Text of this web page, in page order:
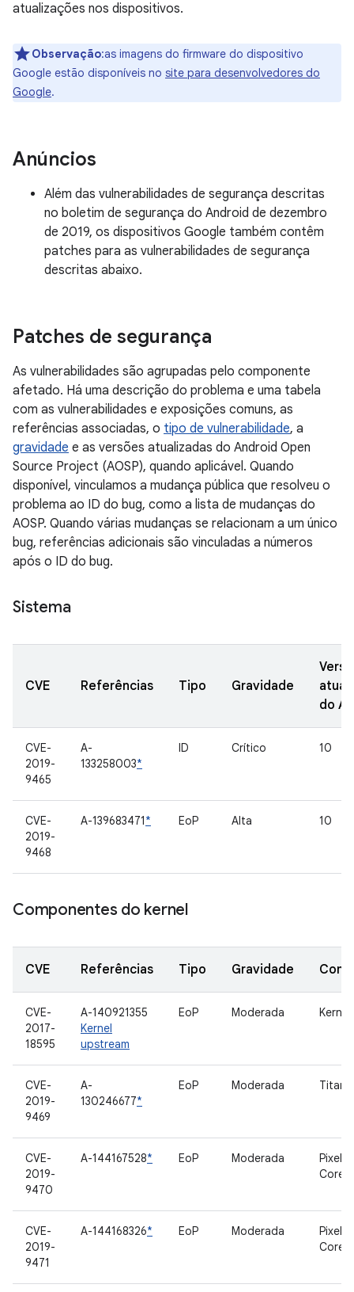
atualizações nos dispositivos.
Observação:as imagens do firmware do dispositivo
Google estão disponíveis no site para desenvolvedores do
Google.
Anúncios
Além das vulnerabilidades de segurança descritas
no boletim de segurança do Android de dezembro
de 2019, os dispositivos Google também contêm
patches para as vulnerabilidades de segurança
descritas abaixo.
Patches de segurança
As vulnerabilidades são agrupadas pelo componente
afetado. Há uma descrição do problema e uma tabela
com as vulnerabilidades e exposições comuns, as
referências associadas, o tipo de vulnerabilidade, a
gravidade e as versões atualizadas do Android Open
Source Project (AOSP), quando aplicável. Quando
disponível, vinculamos a mudança pública que resolveu o
problema ao ID do bug, como a lista de mudanças do
AOSP. Quando várias mudanças se relacionam a um único
bug, referências adicionais são vinculadas a números
após o ID do bug.
Sistema
CVE Referências Tipo Gravidade
do
CVE-
2019-
9465
A-
133258003*
ID Crítico 10
CVE-
2019-
9468
A-139683471* EoP Alta 10
Componentes do kernel
CVE Referências Tipo Gravidade
CVE-
2017-
18595
A-140921355
Kernel
upstream
EoP Moderada Kernel
CVE-
2019-
9469
A-
130246677*
EoP Moderada Titan-
CVE-
2019-
9470
A-144167528* EoP Moderada
Pixel
Core
CVE-
2019-
9471
A-144168326* EoP Moderada
Pixel
Core